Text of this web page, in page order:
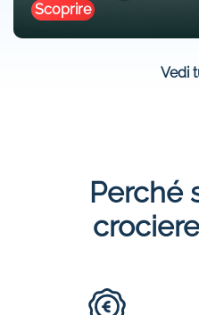
Scoprire
Vedi
Perché